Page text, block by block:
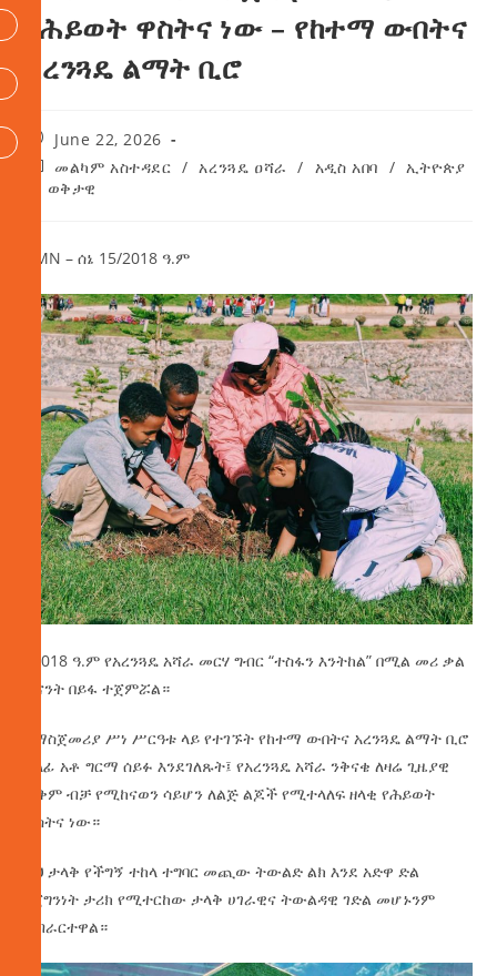
የሕይወት ዋስትና ነው – የከተማ ውበትና
አረንጓዴ ልማት ቢሮ
June 22, 2026
መልካም አስተዳደር / አረንጓዴ ዐሻራ / አዲስ አበባ / ኢትዮጵያ
ወቅታዊ
AMN – ሰኔ 15/2018 ዓ.ም
የ2018 ዓ.ም የአረንጓዴ አሻራ መርሃ ግብር “ተስፋን እንትከል” በሚል መሪ ቃል
ትናንት በይፋ ተጀምሯል።
በማስጀመሪያ ሥነ ሥርዓቱ ላይ የተገኙት የከተማ ውበትና አረንጓዴ ልማት ቢሮ
ኃላፊ አቶ ግርማ ሰይፉ እንደገለጹት፤ የአረንጓዴ አሻራ ንቅናቄ ለዛሬ ጊዜያዊ
ጥቅም ብቻ የሚከናወን ሳይሆን ለልጅ ልጆች የሚተላለፍ ዘላቂ የሕይወት
ዋስትና ነው።
ይህ ታላቅ የችግኝ ተከላ ተግባር መጪው ትውልድ ልክ እንደ አድዋ ድል
በጀግንነት ታሪክ የሚተርከው ታላቅ ሀገራዊና ትውልዳዊ ገድል መሆኑንም
አብራርተዋል።